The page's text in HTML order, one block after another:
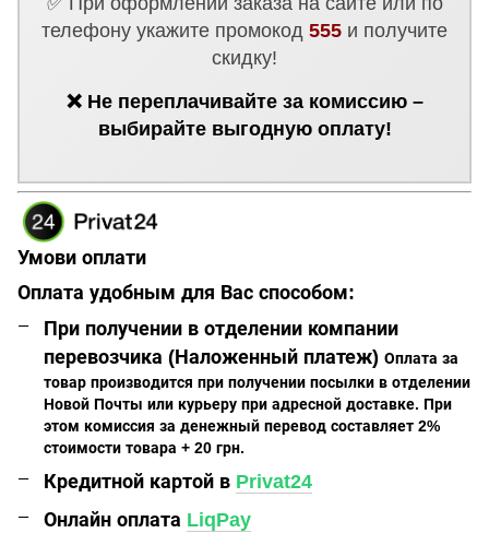
телефону укажите промокод 555 и получите
скидку!
❌ Не переплачивайте за комиссию –
выбирайте выгодную оплату!
Умови оплати
Оплата удобным для Вас способом:
При получении в отделении компании
перевозчика (Наложенный платеж) Оплата за
товар производится при получении посылки в отделении
Новой Почты или курьеру при адресной доставке. При
этом комиссия за денежный перевод составляет 2%
стоимости товара + 20 грн.
Кредитной картой в Privat24
Онлайн оплата LiqPay